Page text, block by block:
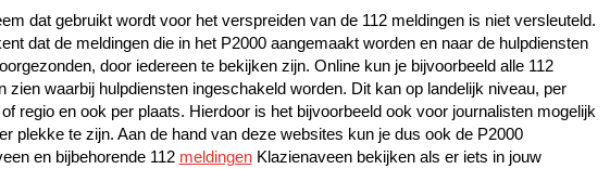
dat gebruikt wordt voor het verspreiden van de 112 meldingen is niet versleuteld.
dat de meldingen die in het P2000 aangemaakt worden en naar de hulpdiensten
door iedereen te bekijken zijn. Online kun je bijvoorbeeld alle 112
zien waarbij hulpdiensten ingeschakeld worden. Dit kan op landelijk niveau, per
regio en ook per plaats. Hierdoor is het bijvoorbeeld ook voor journalisten mogelijk
plekke te zijn. Aan de hand van deze websites kun je dus ook de P2000
en bijbehorende 112 meldingenKlazienaveen bekijken als er iets in jouw